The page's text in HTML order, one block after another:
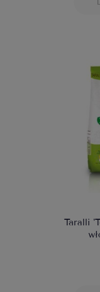
Taralli